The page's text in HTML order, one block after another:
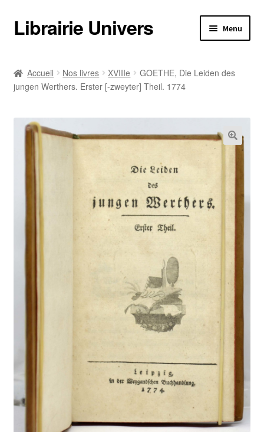
Aller
à
navigation
Aller
au
Librairie Univers Menu
Librairie Univers
Nos livres
Ouvrir
le
menu
Ouvrir
enfant
Informations pratiques
Informations pratiques
Catalogues
Accueil Nos livres XVIIIe
GOETHE, Die Leiden des
jungen Werthers. Erster [-zweyter] Theil. 1774